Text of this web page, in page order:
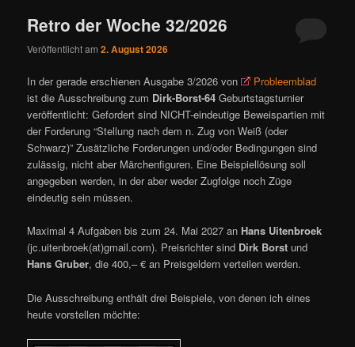
Retro der Woche 32/2026
Veröffentlicht am2. August 2026
In der gerade erschienen Ausgabe 3/2026 von
Probleemblad
ist die Ausschreibung zum Dirk-Borst-64 Geburtstagsturnier
veröffentlicht: Gefordert sind NICHT-eindeutige Beweispartien mit
der Forderung “Stellung nach dem n. Zug von Weiß (oder
Schwarz)” Zusätzliche Forderungen und/oder Bedingungen sind
zulässig, nicht aber Märchenfiguren. Eine Beispiellösung soll
angegeben werden, in der aber weder Zugfolge noch Züge
eindeutig sein müssen.
Maximal 4 Aufgaben bis zum 24. Mai 2027 an Hans Uitenbroek
(jc.uitenbroek(at)gmail.com). Preisrichter sind Dirk Borst und
Hans Gruber, die 400,– € an Preisgeldern verteilen werden.
Die Ausschreibung enthält drei Beispiele, von denen ich eines
heute vorstellen möchte: